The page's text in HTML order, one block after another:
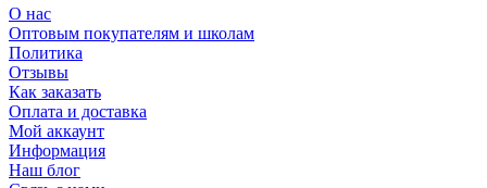
О нас
Оптовым покупателям и школам
Политика
Отзывы
Как заказать
Оплата и доставка
Мой аккаунт
Информация
Наш блог